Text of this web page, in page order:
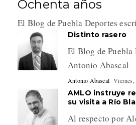
Ochenta años
El Blog de Puebla Deportes
Distinto rasero
El Blog de Puebla
Antonio Abascal
Antonio Abascal Viernes,
AMLO instruye
su visita a Río
Al respecto por